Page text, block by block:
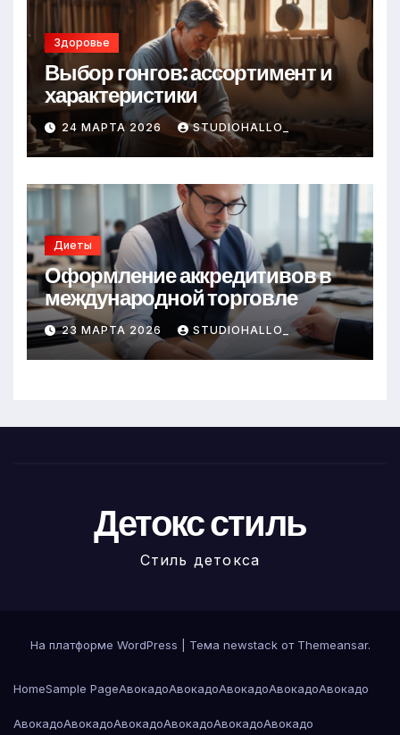
Здоровье
Выбор гонгов: ассортимент и
характеристики
24 МАРТА 2026 STUDIOHALLO_
Диеты
Оформление аккредитивов в
международной торговле
23 МАРТА 2026 STUDIOHALLO_
Детокс стиль
Стиль детокса
На платформе WordPress Тема newstack от Themeansar.
HomeSample PageАвокадоАвокадоАвокадоАвокадоАвокадо
АвокадоАвокадоАвокадоАвокадоАвокадоАвокадо